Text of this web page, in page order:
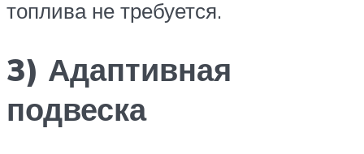
топлива не требуется.
3) Адаптивная
подвеска